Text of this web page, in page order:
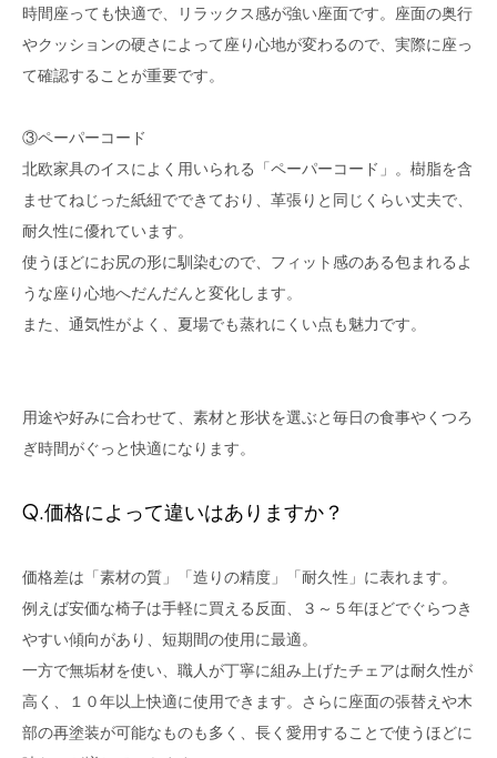
時間座っても快適で、リラックス感が強い座面です。座面の奥行
やクッションの硬さによって座り心地が変わるので、実際に座っ
て確認することが重要です。
③ペーパーコード
北欧家具のイスによく用いられる「ペーパーコード」。樹脂を含
ませてねじった紙紐でできており、革張りと同じくらい丈夫で、
耐久性に優れています。
使うほどにお尻の形に馴染むので、フィット感のある包まれるよ
うな座り心地へだんだんと変化します。
また、通気性がよく、夏場でも蒸れにくい点も魅力です。
用途や好みに合わせて、素材と形状を選ぶと毎日の食事やくつろ
ぎ時間がぐっと快適になります。
Q.価格によって違いはありますか？
価格差は「素材の質」「造りの精度」「耐久性」に表れます。
例えば安価な椅子は手軽に買える反面、３～５年ほどでぐらつき
やすい傾向があり、短期間の使用に最適。
一方で無垢材を使い、職人が丁寧に組み上げたチェアは耐久性が
高く、１０年以上快適に使用できます。さらに座面の張替えや木
部の再塗装が可能なものも多く、長く愛用することで使うほどに